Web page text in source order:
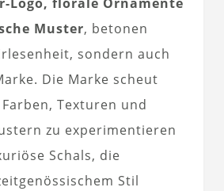
Muster, betonen
sondern auch
Die Marke scheut
Texturen und
zu experimentieren
Schals, die
Stil